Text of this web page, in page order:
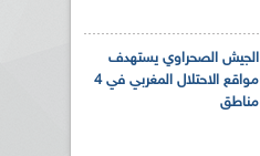
الجيش الصحراوي يستهدف
مواقع الاحتلال المغربي في 4
مناطق